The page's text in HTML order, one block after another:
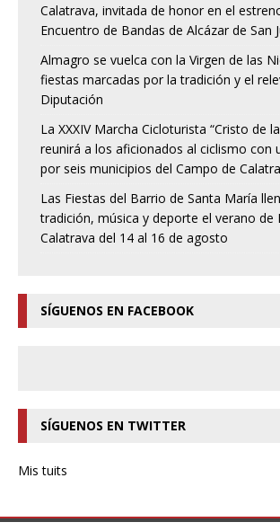
Calatrava, invitada de honor en el
Encuentro de Bandas de Alcázar de San
Almagro se vuelca con la Virgen de las
fiestas marcadas por la tradición y el
Diputación
La XXXIV Marcha Cicloturista “Cristo de
reunirá a los aficionados al ciclismo con
por seis municipios del Campo de
Las Fiestas del Barrio de Santa María
tradición, música y deporte el verano de
Calatrava del 14 al 16 de agosto
SÍGUENOS EN FACEBOOK
SÍGUENOS EN TWITTER
Mis tuits